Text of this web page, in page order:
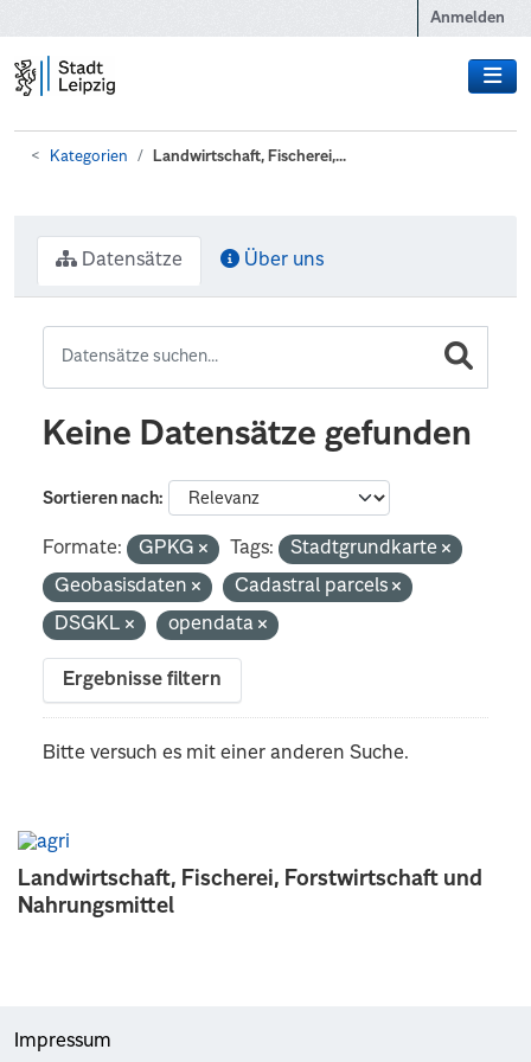
Anmelden
Kategorien Landwirtschaft, Fischerei,...
Landwirtschaft, Fischerei, Forstwirtschaft und
Nahrungsmittel
Datensätze Über uns
Keine Datensätze gefunden
Sortieren nach
Formate: GPKG Tags:
Stadtgrundkarte
Geobasisdaten
Cadastral parcels
DSGKL
opendata
Ergebnisse filtern
Bitte versuch es mit einer anderen Suche.
Impressum